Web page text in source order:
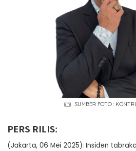
SUMBER FOTO :
PERS RILIS:
(Jakarta, 06 Mei 2025): Insiden